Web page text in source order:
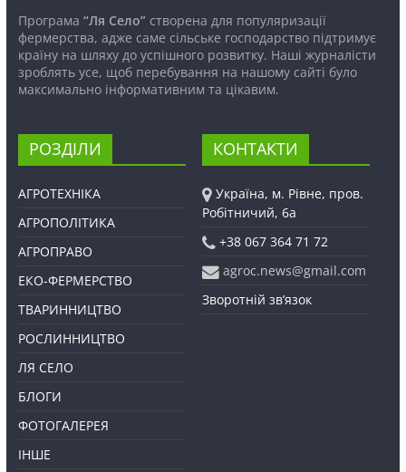
Програма “Ля Село”створена для популяризації
фермерства, адже саме сільське господарство підтримує
країну на шляху до успішного розвитку. Наші журналісти
зроблять усе, щоб перебування на нашому сайті було
максимально інформативним та цікавим.
РОЗДІЛИ
АГРОТЕХНІКА
АГРОПОЛІТИКА
АГРОПРАВО
ЕКО-ФЕРМЕРСТВО
ТВАРИННИЦТВО
РОСЛИННИЦТВО
ЛЯ СЕЛО
БЛОГИ
ФОТОГАЛЕРЕЯ
ІНШЕ
КОНТАКТИ
Україна, м. Рівне, пров.
Робітничий, 6а
+38 067 364 71 72
agroc.news@gmail.com
Зворотній зв’язок